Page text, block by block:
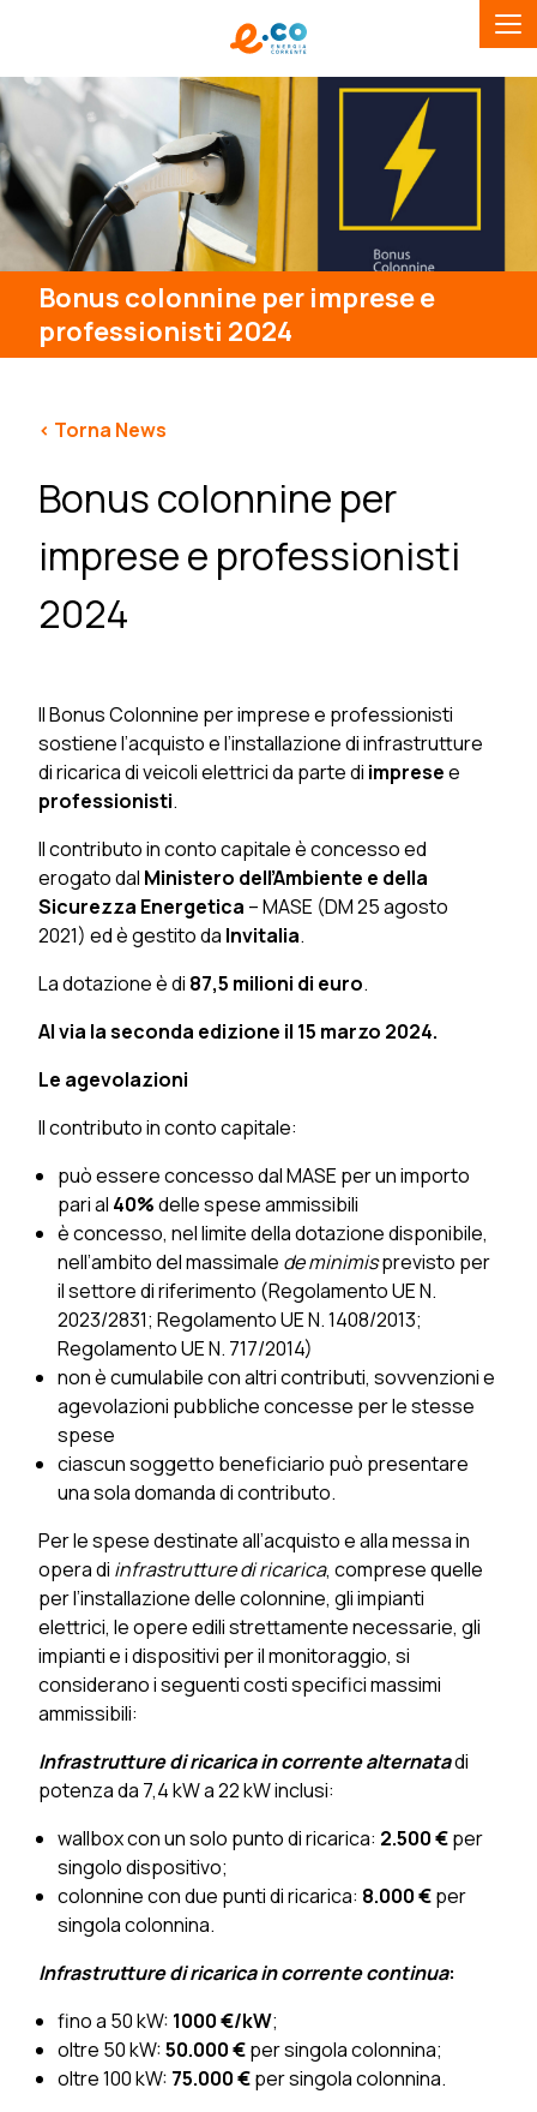
Bonus colonnine per imprese e
professionisti 2024
< Torna News
Bonus colonnine per
imprese e professionisti
2024
Il Bonus Colonnine per imprese e professionisti
sostiene l’acquisto e l’installazione di infrastrutture
di ricarica di veicoli elettrici da parte di impresee
professionisti.
Il contributo in conto capitale è concesso ed
erogato dal Ministero dell’Ambiente e della
Sicurezza Energetica – MASE (DM 25 agosto
2021) ed è gestito da Invitalia.
La dotazione è di 87,5 milioni di euro.
Al via la seconda edizione il 15 marzo 2024.
Le agevolazioni
Il contributo in conto capitale:
può essere concesso dal MASE per un importo
pari al 40%delle spese ammissibili
è concesso, nel limite della dotazione disponibile,
nell’ambito del massimale de minimisprevisto per
il settore di riferimento (Regolamento UE N.
2023/2831; Regolamento UE N. 1408/2013;
Regolamento UE N. 717/2014)
non è cumulabile con altri contributi, sovvenzioni e
agevolazioni pubbliche concesse per le stesse
spese
ciascun soggetto beneficiario può presentare
una sola domanda di contributo.
Per le spese destinate all’acquisto e alla messa in
opera di infrastrutture di ricarica, comprese quelle
per l’installazione delle colonnine, gli impianti
elettrici, le opere edili strettamente necessarie, gli
impianti e i dispositivi per il monitoraggio, si
considerano i seguenti costi specifici massimi
ammissibili:
Infrastrutture di ricarica in corrente alternatadi
potenza da 7,4 kW a 22 kW inclusi:
wallbox con un solo punto di ricarica: 2.500 €per
singolo dispositivo;
colonnine con due punti di ricarica: 8.000 €per
singola colonnina.
Infrastrutture di ricarica in corrente continua:
fino a 50 kW: 1000 €/kW;
oltre 50 kW:50.000 €per singola colonnina;
oltre 100 kW: 75.000 €per singola colonnina.